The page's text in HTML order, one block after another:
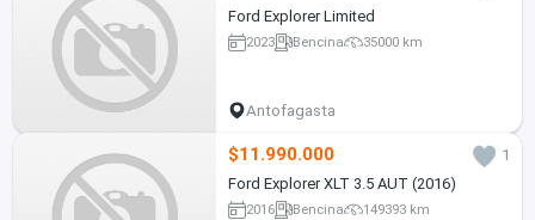
Ford Explorer Limited
2023 Bencina 35000 km
Antofagasta
$11.990.000
1
Ford Explorer XLT 3.5 AUT (2016)
2016 Bencina 149393 km